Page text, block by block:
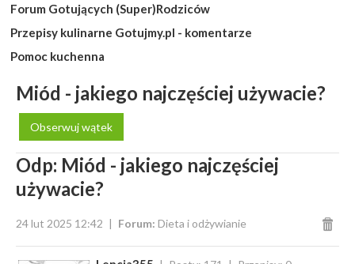
Forum Gotujących (Super)Rodziców
Przepisy kulinarne Gotujmy.pl - komentarze
Pomoc kuchenna
Miód - jakiego najczęściej używacie?
Obserwuj wątek
Odp: Miód - jakiego najczęściej
używacie?
24 lut 2025 12:42 Forum: Dieta i odżywianie